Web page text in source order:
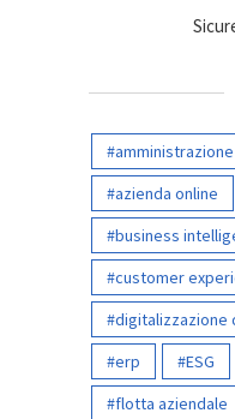
amministrazione
azienda online
business
customer
digitalizzazione
erp
ESG
flotta aziendale